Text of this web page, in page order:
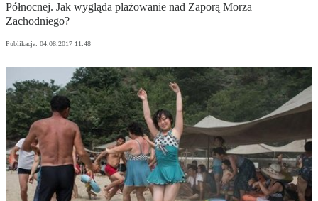
Północnej. Jak wygląda plażowanie nad Zaporą Morza
Zachodniego?
Publikacja: 04.08.2017 11:48